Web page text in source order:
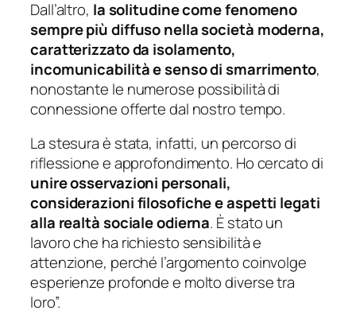
Dall’altro, la solitudine come fenomeno
sempre più diffuso nella società moderna,
caratterizzato da isolamento,
incomunicabilità e senso di smarrimento,
nonostante le numerose possibilità di
connessione offerte dal nostro tempo.
La stesura è stata, infatti, un percorso di
riflessione e approfondimento. Ho cercato di
unire osservazioni personali,
considerazioni filosofiche e aspetti legati
alla realtà sociale odierna. È stato un
lavoro che ha richiesto sensibilità e
attenzione, perché l’argomento coinvolge
esperienze profonde e molto diverse tra
loro”.